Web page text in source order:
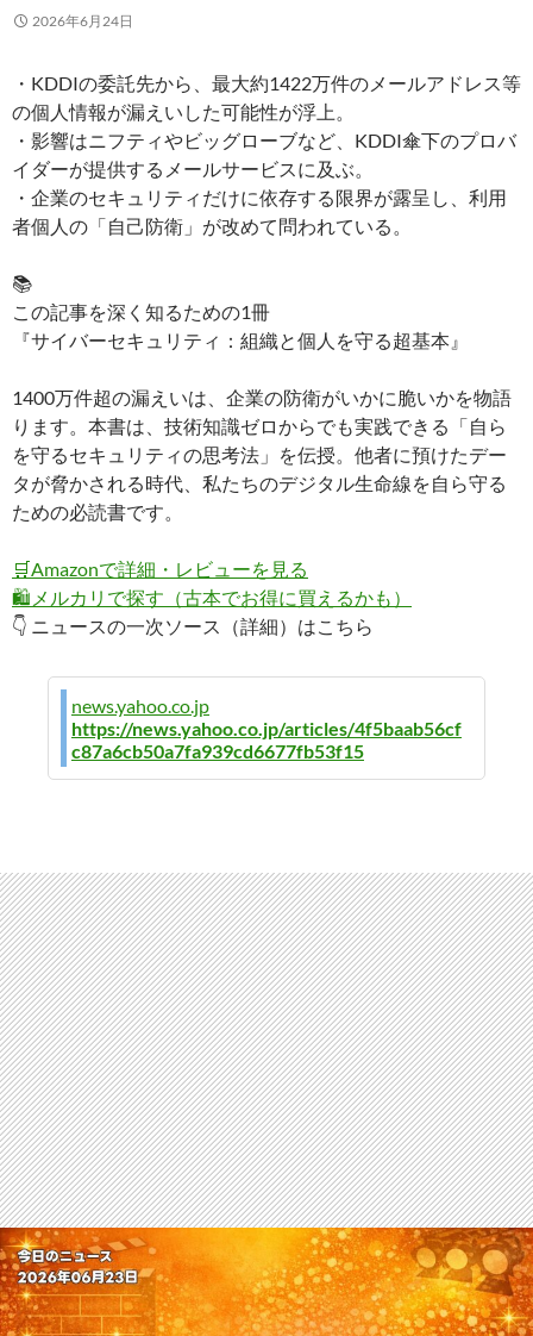
2026年6月24日
・KDDIの委託先から、最大約1422万件のメールアドレス等
の個人情報が漏えいした可能性が浮上。
・影響はニフティやビッグローブなど、KDDI傘下のプロバ
イダーが提供するメールサービスに及ぶ。
・企業のセキュリティだけに依存する限界が露呈し、利用
者個人の「自己防衛」が改めて問われている。
📚
この記事を深く知るための1冊
『サイバーセキュリティ：組織と個人を守る超基本』
1400万件超の漏えいは、企業の防衛がいかに脆いかを物語
ります。本書は、技術知識ゼロからでも実践できる「自ら
を守るセキュリティの思考法」を伝授。他者に預けたデー
タが脅かされる時代、私たちのデジタル生命線を自ら守る
ための必読書です。
🛒Amazonで詳細・レビューを見る
🛍️ メルカリで探す（古本でお得に買えるかも）
👇 ニュースの一次ソース（詳細）はこちら
news.yahoo.co.jp
https://news.yahoo.co.jp/articles/4f5baab56cf
c87a6cb50a7fa939cd6677fb53f15